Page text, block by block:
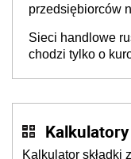
przedsiębiorców
Sieci handlowe
chodzi tylko o
Kalkulatory
Kalkulator składki